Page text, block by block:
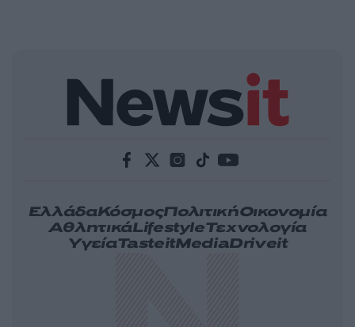
ΕλλάδαΚόσμοςΠολιτικήΟικονομία
ΑθλητικάLifestyleΤεχνολογία
ΥγείαTasteitMediaDriveit